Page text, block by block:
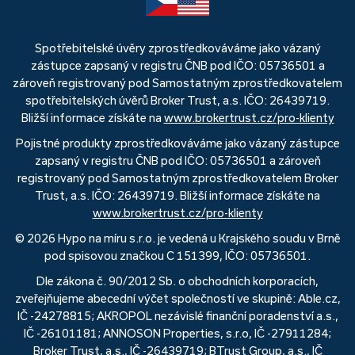
Spotřebitelské úvěry zprostředkováváme jako vázaný
zástupce zapsaný v registru ČNB pod IČO: 05736501 a
zároveň registrovaný pod Samostatným zprostředkovatelem
spotřebitelských úvěrů Broker Trust, a.s. IČO: 26439719.
Bližší informace získáte na www.brokertrust.cz/pro-klienty
Pojistné produkty zprostředkováváme jako vázaný zástupce
zapsaný v registru ČNB pod IČO: 05736501 a zároveň
registrovaný pod Samostatným zprostředkovatelem Broker
Trust, a.s. IČO: 26439719. Bližší informace získáte na
www.brokertrust.cz/pro-klienty
© 2026 Hypo na míru s.r.o. je vedená u Krajského soudu v Brně
pod spisovou značkou C 151399, IČO: 05736501.
Dle zákona č. 90/2012 Sb. o obchodních korporacích,
zveřejňujeme abecední výčet společností ve skupině: Able.cz,
IČ -24278815; AKROPOL nezávislé finanční poradenství a.s.,
IČ -26101181; ANNOSON Properties, s.r.o, IČ -27911284;
Broker Trust, a.s., IČ -26439719; BTrust Group, a.s., IČ